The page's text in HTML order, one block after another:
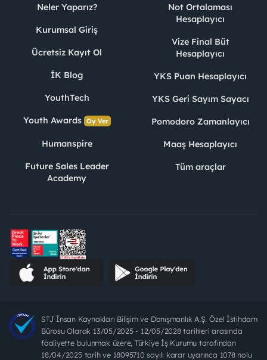
Neler Yaparız?
Kurumsal Giriş
Ücretsiz Kayıt Ol
İK Blog
YouthTech
Youth Awards Oy Ver
Humanspire
Future Sales Leader
Academy
Not Ortalaması
Hesaplayıcı
Vize Final Büt
Hesaplayıcı
YKS Puan Hesaplayıcı
YKS Geri Sayım Sayacı
Pomodoro Zamanlayıcı
Maaş Hesaplayıcı
Tüm araçlar
STJ İnsan Kaynakları Bilişim ve Danışmanlık A.Ş. Özel İstihdam
Bürosu Olarak 13/05/2025 - 12/05/2028 tarihleri arasında
faaliyette bulunmak üzere, Türkiye İş Kurumu tarafından
18/04/2025 tarih ve 18095710 sayılı karar uyarınca 1078 nolu